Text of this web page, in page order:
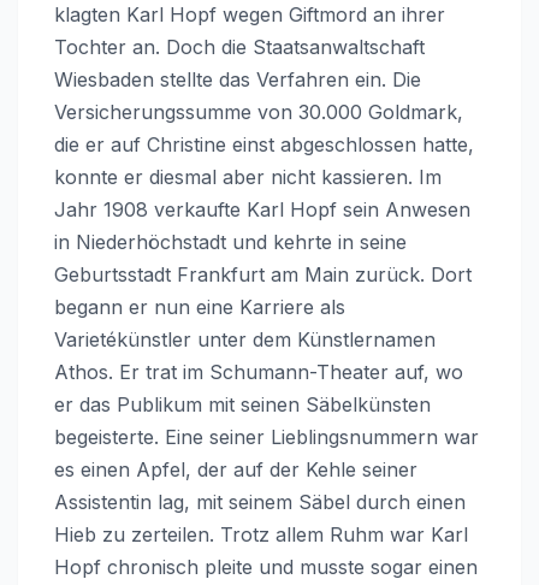
klagten Karl Hopf wegen Giftmord an ihrer
Tochter an. Doch die Staatsanwaltschaft
Wiesbaden stellte das Verfahren ein. Die
Versicherungssumme von 30.000 Goldmark,
die er auf Christine einst abgeschlossen hatte,
konnte er diesmal aber nicht kassieren. Im
Jahr 1908 verkaufte Karl Hopf sein Anwesen
in Niederhöchstadt und kehrte in seine
Geburtsstadt Frankfurt am Main zurück. Dort
begann er nun eine Karriere als
Varietékünstler unter dem Künstlernamen
Athos. Er trat im Schumann-Theater auf, wo
er das Publikum mit seinen Säbelkünsten
begeisterte. Eine seiner Lieblingsnummern war
es einen Apfel, der auf der Kehle seiner
Assistentin lag, mit seinem Säbel durch einen
Hieb zu zerteilen. Trotz allem Ruhm war Karl
Hopf chronisch pleite und musste sogar einen